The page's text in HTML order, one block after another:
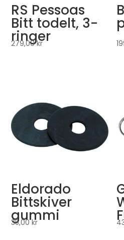
RS Pessoas
Bitt todelt, 3-
ringer
279,00kr
Eldorado
Bittskiver
gummi
35,00kr